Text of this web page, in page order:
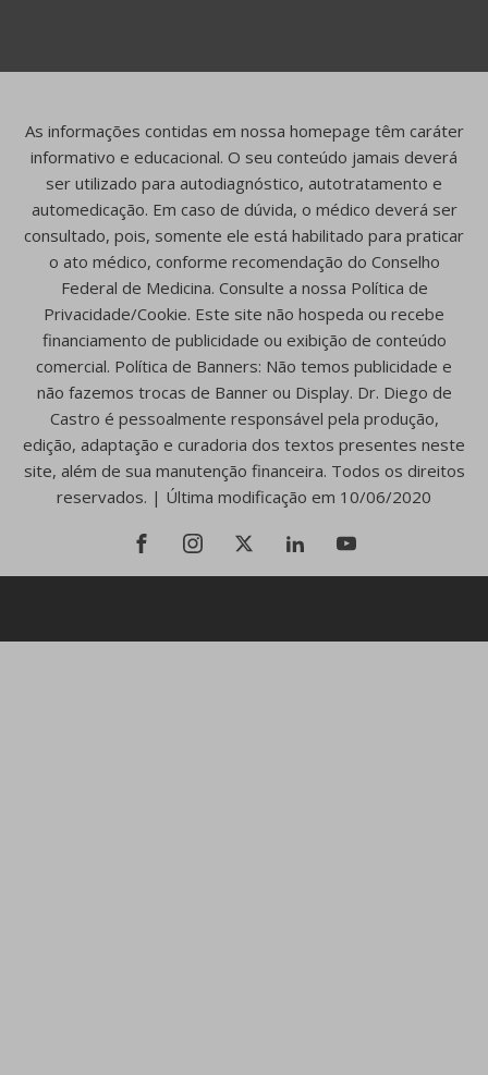
As informações contidas em nossa homepage têm caráter
informativo e educacional. O seu conteúdo jamais deverá
ser utilizado para autodiagnóstico, autotratamento e
automedicação. Em caso de dúvida, o médico deverá ser
consultado, pois, somente ele está habilitado para praticar
o ato médico, conforme recomendação do Conselho
Federal de Medicina. Consulte a nossa Política de
Privacidade/Cookie. Este site não hospeda ou recebe
financiamento de publicidade ou exibição de conteúdo
comercial. Política de Banners: Não temos publicidade e
não fazemos trocas de Banner ou Display. Dr. Diego de
Castro é pessoalmente responsável pela produção,
edição, adaptação e curadoria dos textos presentes neste
site, além de sua manutenção financeira. Todos os direitos
reservados. | Última modificação em 10/06/2020